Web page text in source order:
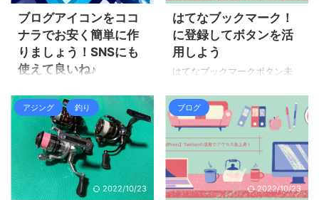
級者別おすすめのスピニング
リール アジングロッドには
色々な種類が有って、初心者
が選ぼうにもどれが良いのか
はアジングロッドの選び方を
詳しく解説していますので参
考にして頂けたらと思いま
す。 今回はアジングロッドに
ついてお伝 ...
ら、件数だけは多く成果が上
がる様になってモチベーショ
ンはグッと上がりました。
2021年の成果をまとめてみま
した。
4202105202106202107合計
Amazonアソシエイト28171 ...
ブログアイコンをココ
ナラでお安く簡単に作
りましょう！SNSにも
使えて良いね♪
が一杯ですが、数日悩んだ事
がブログアイコンです。調べ
ると無料で作る事も出来る様
ですが、私にそれを使って良
いアイコンを作れる気がせず
悩みました。 SNSでもどんな
アイコンにしようかと悩みま
はてなブックマーク！
に登録してボタンを活
用しよう
はてなブックマークボタン未
ボチボチ記事の更新を頑張っ
ています。まだまだ分からな
い事だらけなので、常に調べ
ながらブログ活動を頑張って
います。 ザルツBLOGトップ
ページの下位置にあるボタの
「B!」は何だ？押してみよう。
アジング 釣り
2022/10/23
ブログ
2022/10/23